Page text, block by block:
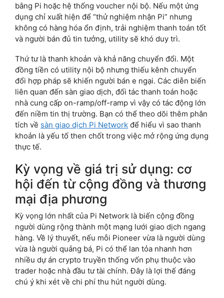
bằng Pi hoặc hệ thống voucher nội bộ. Nếu một ứng
dụng chỉ xuất hiện để “thử nghiệm nhận Pi” nhưng
không có hàng hóa ổn định, trải nghiệm thanh toán tốt
và người bán đủ tin tưởng, utility sẽ khó duy trì.
Thứ tư là thanh khoản và khả năng chuyển đổi. Một
đồng tiền có utility nội bộ nhưng thiếu kênh chuyển
đổi hợp pháp sẽ khiến người bán e ngại. Các diễn biến
liên quan đến sàn giao dịch, đối tác thanh toán hoặc
nhà cung cấp on-ramp/off-ramp vì vậy có tác động lớn
đến niềm tin thị trường. Bạn có thể theo dõi thêm phân
tích về sàn giao dịch Pi Network để hiểu vì sao thanh
khoản là yếu tố then chốt trong việc mở rộng ứng dụng
thực tế.
Kỳ vọng về giá trị sử dụng: cơ
hội đến từ cộng đồng và thương
mại địa phương
Kỳ vọng lớn nhất của Pi Network là biến cộng đồng
người dùng rộng thành một mạng lưới giao dịch ngang
hàng. Về lý thuyết, nếu mỗi Pioneer vừa là người dùng
vừa là người quảng bá, Pi có thể lan tỏa nhanh hơn
nhiều dự án crypto truyền thống vốn phụ thuộc vào
trader hoặc nhà đầu tư tài chính. Đây là lợi thế đáng
chú ý khi xét về chi phí thu hút người dùng.